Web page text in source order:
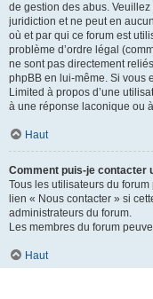
de gestion des abus.
juridiction et ne peut en
où et par qui ce forum est
problème d’ordre légal
ne sont pas directement
phpBB en lui-même. Si vous
Limited à propos d’une
à une réponse laconique ou
Haut
Comment puis-je contacter
Tous les utilisateurs du
lien « Nous contacter » si
administrateurs du forum.
Les membres du forum
Haut